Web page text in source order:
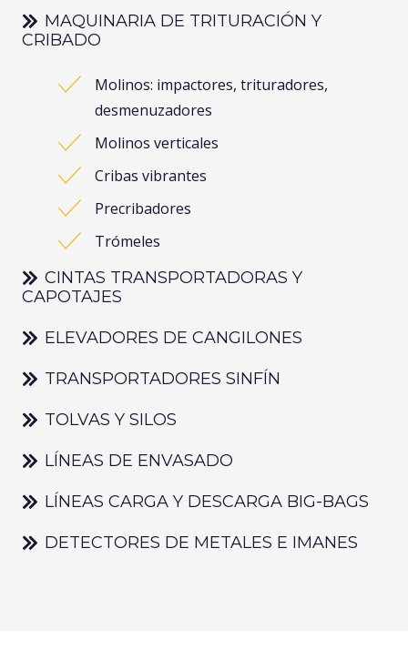
MAQUINARIA DE TRITURACIÓN Y
CRIBADO
Molinos: impactores, trituradores,
desmenuzadores
Molinos verticales
Cribas vibrantes
Precribadores
Trómeles
CINTAS TRANSPORTADORAS Y
CAPOTAJES
ELEVADORES DE CANGILONES
TRANSPORTADORES SINFÍN
TOLVAS Y SILOS
LÍNEAS DE ENVASADO
LÍNEAS CARGA Y DESCARGA BIG-BAGS
DETECTORES DE METALES E IMANES